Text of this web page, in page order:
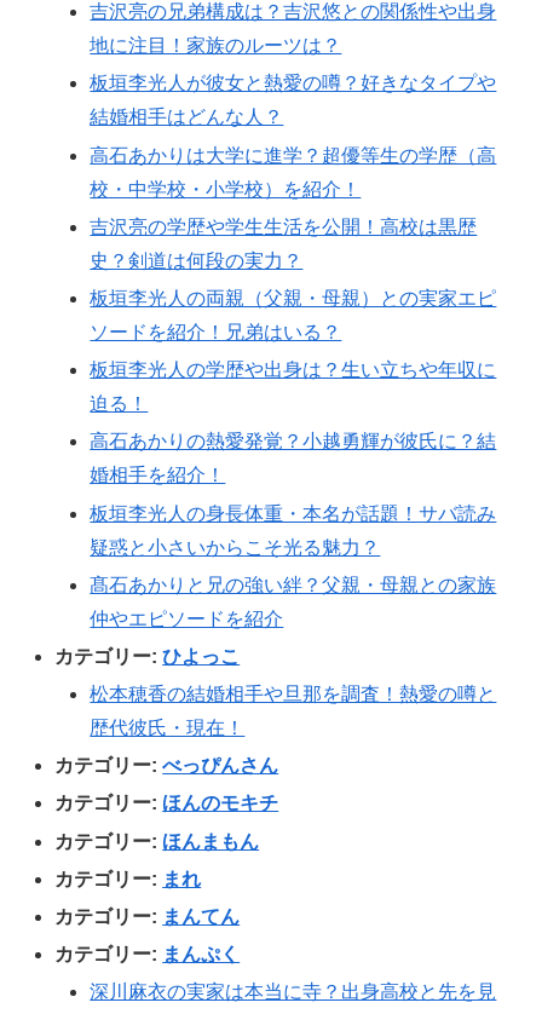
吉沢亮の兄弟構成は？吉沢悠との関係性や出身
地に注目！家族のルーツは？
板垣李光人が彼女と熱愛の噂？好きなタイプや
結婚相手はどんな人？
高石あかりは大学に進学？超優等生の学歴（高
校・中学校・小学校）を紹介！
吉沢亮の学歴や学生生活を公開！高校は黒歴
史？剣道は何段の実力？
板垣李光人の両親（父親・母親）との実家エピ
ソードを紹介！兄弟はいる？
板垣李光人の学歴や出身は？生い立ちや年収に
迫る！
高石あかりの熱愛発覚？小越勇輝が彼氏に？結
婚相手を紹介！
板垣李光人の身長体重・本名が話題！サバ読み
疑惑と小さいからこそ光る魅力？
髙石あかりと兄の強い絆？父親・母親との家族
仲やエピソードを紹介
カテゴリー:ひよっこ
松本穂香の結婚相手や旦那を調査！熱愛の噂と
歴代彼氏・現在！
カテゴリー:べっぴんさん
カテゴリー: ほんのモキチ
カテゴリー: ほんまもん
カテゴリー: まれ
カテゴリー: まんてん
カテゴリー: まんぷく
深川麻衣の実家は本当に寺？出身高校と先を見